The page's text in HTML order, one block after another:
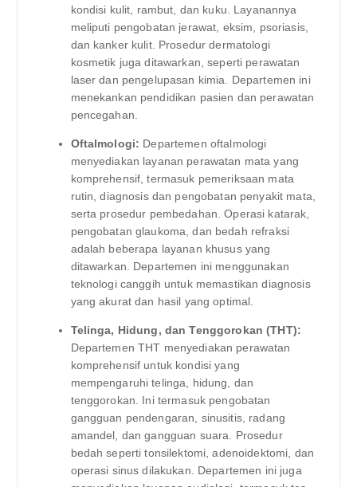
kondisi kulit, rambut, dan kuku. Layanannya
meliputi pengobatan jerawat, eksim, psoriasis,
dan kanker kulit. Prosedur dermatologi
kosmetik juga ditawarkan, seperti perawatan
laser dan pengelupasan kimia. Departemen ini
menekankan pendidikan pasien dan perawatan
pencegahan.
Oftalmologi: Departemen oftalmologi
menyediakan layanan perawatan mata yang
komprehensif, termasuk pemeriksaan mata
rutin, diagnosis dan pengobatan penyakit mata,
serta prosedur pembedahan. Operasi katarak,
pengobatan glaukoma, dan bedah refraksi
adalah beberapa layanan khusus yang
ditawarkan. Departemen ini menggunakan
teknologi canggih untuk memastikan diagnosis
yang akurat dan hasil yang optimal.
Telinga, Hidung, dan Tenggorokan (THT):
Departemen THT menyediakan perawatan
komprehensif untuk kondisi yang
mempengaruhi telinga, hidung, dan
tenggorokan. Ini termasuk pengobatan
gangguan pendengaran, sinusitis, radang
amandel, dan gangguan suara. Prosedur
bedah seperti tonsilektomi, adenoidektomi, dan
operasi sinus dilakukan. Departemen ini juga